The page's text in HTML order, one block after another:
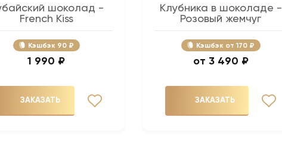
шоколад -
French Kiss
Кэшбэк 90 ₽
1 990 ₽
ЗАКАЗАТЬ
Клубника в шоколаде -
Розовый жемчуг
Кэшбэк 170 ₽
3 490 ₽
ЗАКАЗАТЬ